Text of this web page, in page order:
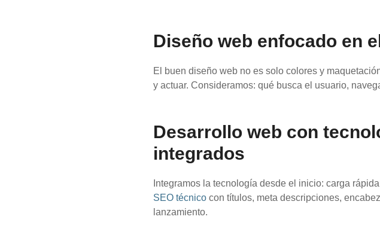
Diseño web enfocado en
El buen diseño web no es solo colores y
y actuar. Consideramos: qué busca el usuario,
Desarrollo web con
integrados
Integramos la tecnología desde el inicio: carga
SEO técnico con títulos, meta descripciones,
lanzamiento.